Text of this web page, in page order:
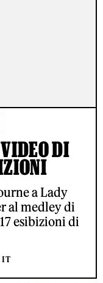
DI
a Lady
al medley di
esibizioni di
IT